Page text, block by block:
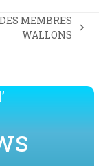
MEMBRES
WALLONS